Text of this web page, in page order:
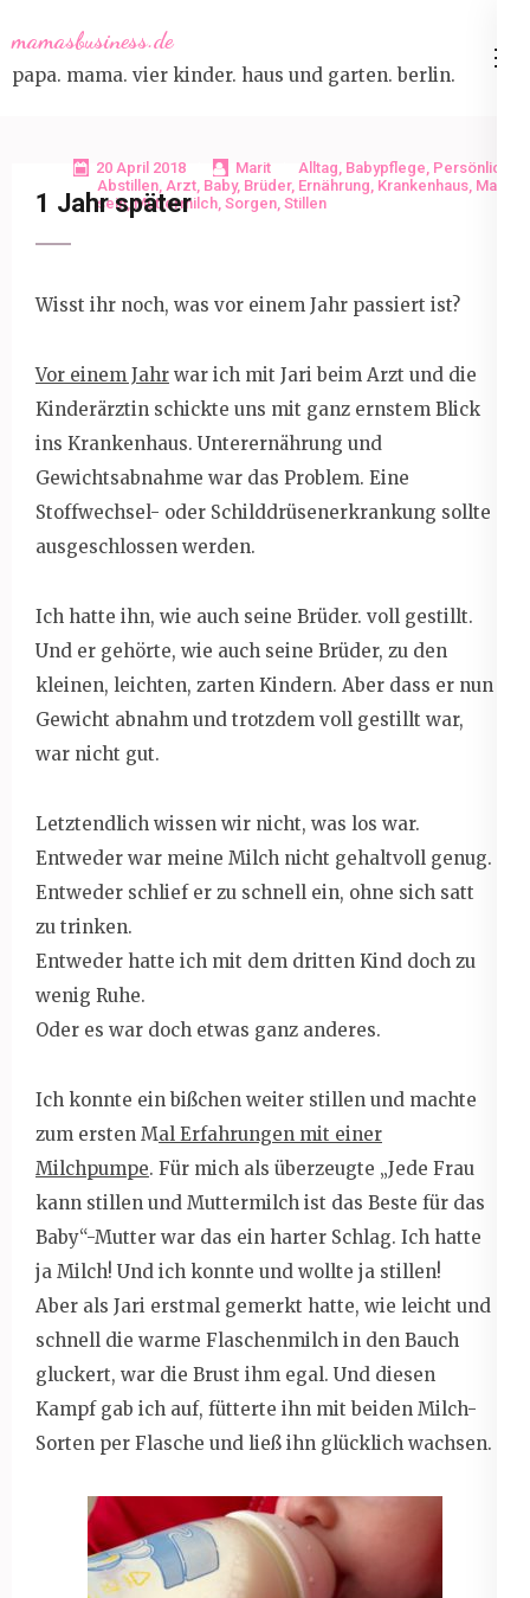
to
content
mamasbusiness.de
papa. mama. vier kinder. haus und garten. berlin.
20 April 2018 Marit Alltag, Babypflege, Persönlich
Abstillen, Arzt, Baby, Brüder, Ernährung, Krankenhaus, Mama
sein,Muttermilch, Sorgen, Stillen
1 Jahr später
Wisst ihr noch, was vor einem Jahr passiert ist?
Vor einem Jahr war ich mit Jari beim Arzt und die
Kinderärztin schickte uns mit ganz ernstem Blick
ins Krankenhaus. Unterernährung und
Gewichtsabnahme war das Problem. Eine
Stoffwechsel- oder Schilddrüsenerkrankung sollte
ausgeschlossen werden.
Ich hatte ihn, wie auch seine Brüder. voll gestillt.
Und er gehörte, wie auch seine Brüder, zu den
kleinen, leichten, zarten Kindern. Aber dass er nun
Gewicht abnahm und trotzdem voll gestillt war,
war nicht gut.
Letztendlich wissen wir nicht, was los war.
Entweder war meine Milch nicht gehaltvoll genug.
Entweder schlief er zu schnell ein, ohne sich satt
zu trinken.
Entweder hatte ich mit dem dritten Kind doch zu
wenig Ruhe.
Oder es war doch etwas ganz anderes.
Ich konnte ein bißchen weiter stillen und machte
zum ersten Mal Erfahrungen mit einer
Milchpumpe. Für mich als überzeugte „Jede Frau
kann stillen und Muttermilch ist das Beste für das
Baby“-Mutter war das ein harter Schlag. Ich hatte
ja Milch! Und ich konnte und wollte ja stillen!
Aber als Jari erstmal gemerkt hatte, wie leicht und
schnell die warme Flaschenmilch in den Bauch
gluckert, war die Brust ihm egal. Und diesen
Kampf gab ich auf, fütterte ihn mit beiden Milch-
Sorten per Flasche und ließ ihn glücklich wachsen.